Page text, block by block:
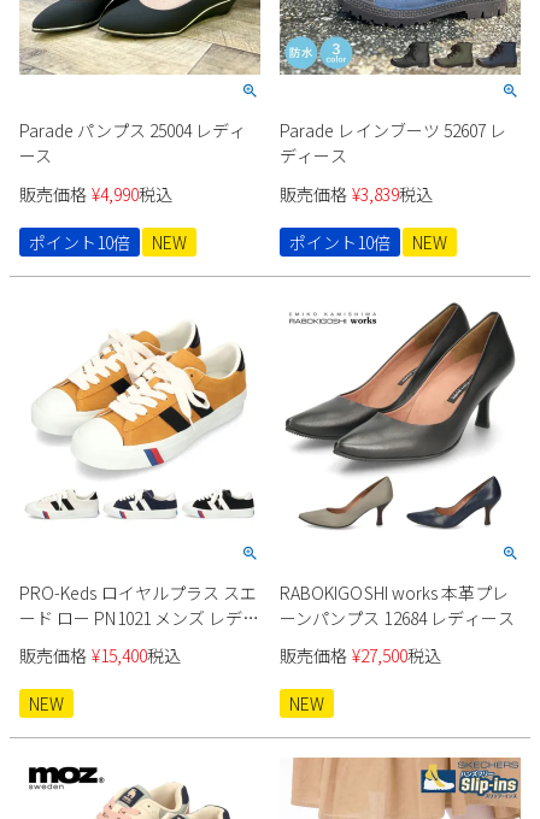
Parade パンプス 25004 レディ
ース
販売価格 ¥4,990税込
ポイント10倍
NEW
Parade レインブーツ 52607 レ
ディース
販売価格 ¥3,839税込
ポイント10倍
NEW
PRO-Keds ロイヤルプラス スエ
ード ロー PN1021 メンズ レディ
ース
販売価格 ¥15,400税込
NEW
RABOKIGOSHI works 本革プレ
ーンパンプス 12684 レディース
販売価格 ¥27,500税込
NEW